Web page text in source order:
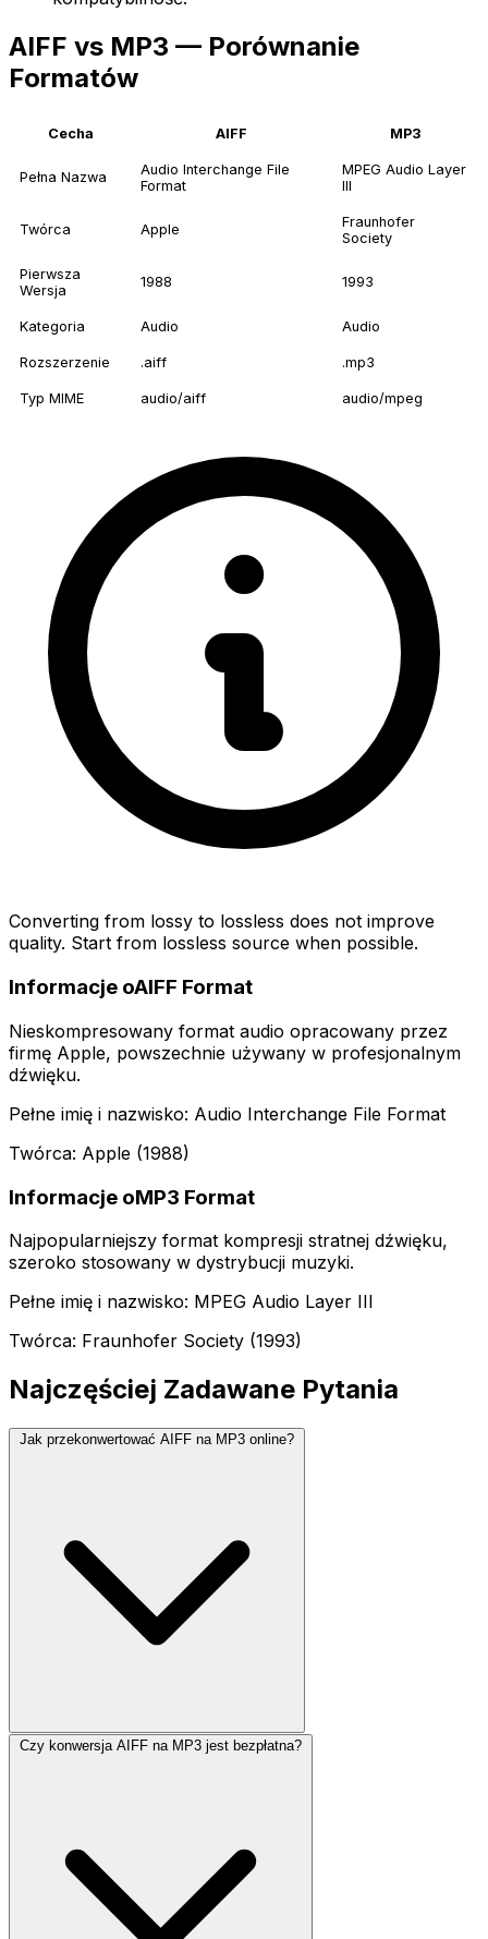
AIFF vs MP3 — Porównanie
Formatów
Cecha AIFF MP3
Pełna Nazwa
Audio Interchange File
Format
MPEG Audio Layer
III
Twórca Apple
Fraunhofer
Society
Pierwsza
Wersja
1988 1993
Kategoria Audio Audio
Rozszerzenie .aiff .mp3
Typ MIME audio/aiff audio/mpeg
Converting from lossy to lossless does not improve
quality. Start from lossless source when possible.
Informacje oAIFF Format
Nieskompresowany format audio opracowany przez
firmę Apple, powszechnie używany w profesjonalnym
dźwięku.
Pełne imię i nazwisko: Audio Interchange File Format
Twórca: Apple (1988)
Informacje oMP3 Format
Najpopularniejszy format kompresji stratnej dźwięku,
szeroko stosowany w dystrybucji muzyki.
Pełne imię i nazwisko: MPEG Audio Layer III
Twórca: Fraunhofer Society (1993)
Najczęściej Zadawane Pytania
Jak przekonwertować AIFF na MP3 online?
Czy konwersja AIFF na MP3 jest bezpłatna?